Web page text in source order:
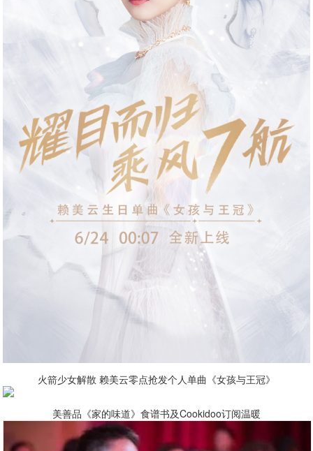
火箭少女解散 赖美云零点抢发个人单曲《女孩与王冠》
美善品《家的味道》食谱书及Cookidoo订阅温暖